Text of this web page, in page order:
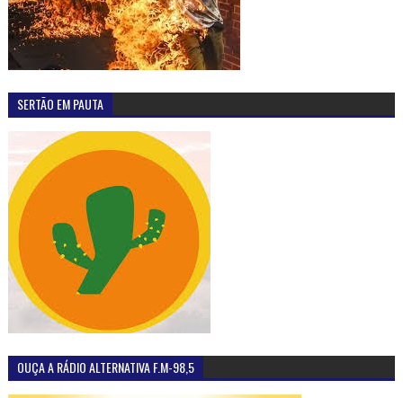
SERTÃO EM PAUTA
OUÇA A RÁDIO ALTERNATIVA F.M-98,5